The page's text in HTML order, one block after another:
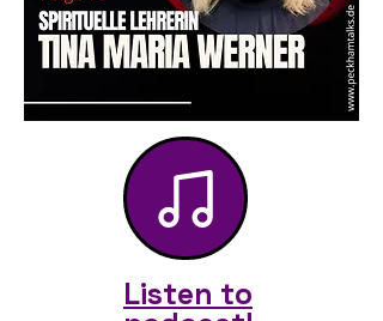
Listen to